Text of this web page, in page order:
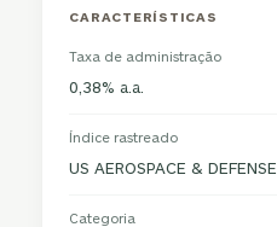
CARACTERÍSTICAS
Taxa de administração
0,38% a.a.
Índice rastreado
US AEROSPACE & DEFENSE
Categoria